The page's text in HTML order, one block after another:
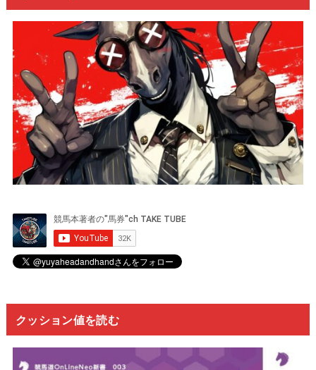
クッション値を読む